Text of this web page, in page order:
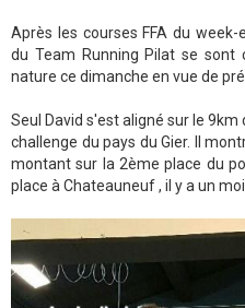
Après les courses FFA du
du Team Running Pilat se sont
nature ce dimanche en vue de
Seul David s'est aligné sur le
challenge du pays du Gier. Il
montant sur la 2ème place du
place à Chateauneuf , il y a un